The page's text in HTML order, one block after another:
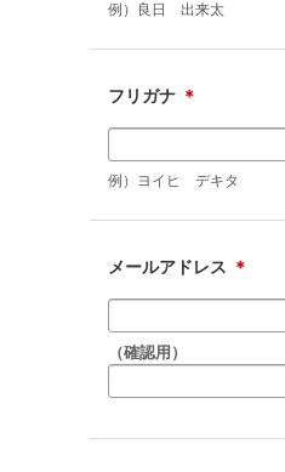
例）良日 出来太
フリガナ ＊
例）ヨイヒ デキタ
メールアドレス ＊
（確認用）